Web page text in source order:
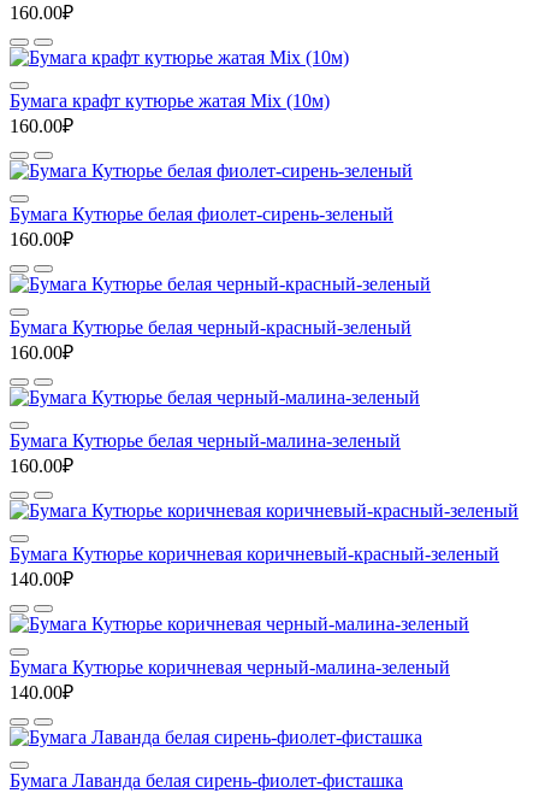
160.00₽
Бумага крафт кутюрье жатая Mix (10м)
160.00₽
Бумага Кутюрье белая фиолет-сирень-зеленый
160.00₽
Бумага Кутюрье белая черный-красный-зеленый
160.00₽
Бумага Кутюрье белая черный-малина-зеленый
160.00₽
Бумага Кутюрье коричневая коричневый-красный-зеленый
140.00₽
Бумага Кутюрье коричневая черный-малина-зеленый
140.00₽
Бумага Лаванда белая сирень-фиолет-фисташка